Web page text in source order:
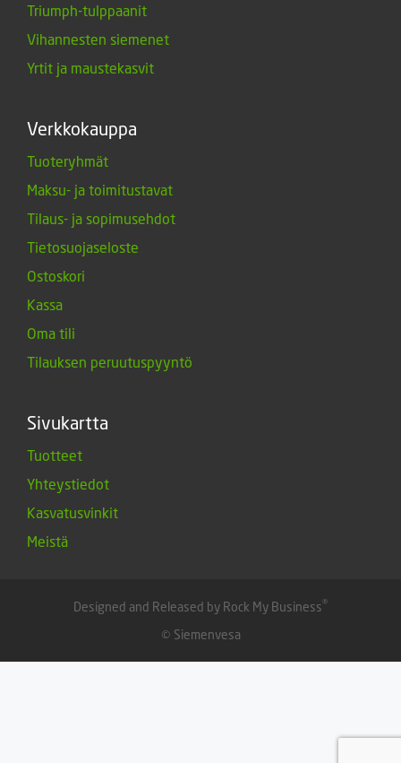
Triumph-tulppaanit
Vihannesten siemenet
Yrtit ja maustekasvit
Verkkokauppa
Tuoteryhmät
Maksu- ja toimitustavat
Tilaus- ja sopimusehdot
Tietosuojaseloste
Ostoskori
Kassa
Oma tili
Tilauksen peruutuspyyntö
Sivukartta
Tuotteet
Yhteystiedot
Kasvatusvinkit
Meistä
Designed and Released by Rock My Business®
© Siemenvesa